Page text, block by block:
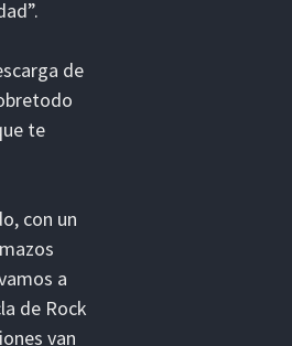
de
te
con un
a
de Rock
van